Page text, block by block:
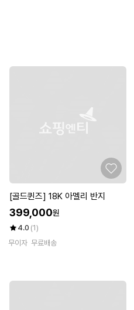
[골드퀸즈] 18K 아멜리 반지
399,000원
4.0 (1)
무이자 무료배송